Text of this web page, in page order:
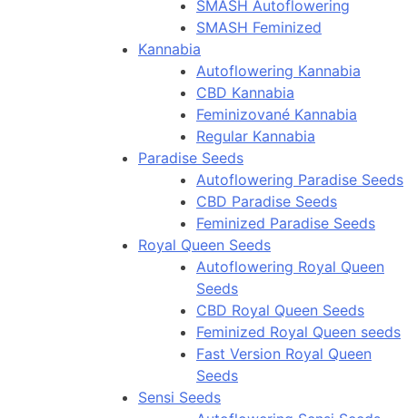
SMASH Autoflowering
SMASH Feminized
Kannabia
Autoflowering Kannabia
CBD Kannabia
Feminizované Kannabia
Regular Kannabia
Paradise Seeds
Autoflowering Paradise Seeds
CBD Paradise Seeds
Feminized Paradise Seeds
Royal Queen Seeds
Autoflowering Royal Queen
Seeds
CBD Royal Queen Seeds
Feminized Royal Queen seeds
Fast Version Royal Queen
Seeds
Sensi Seeds